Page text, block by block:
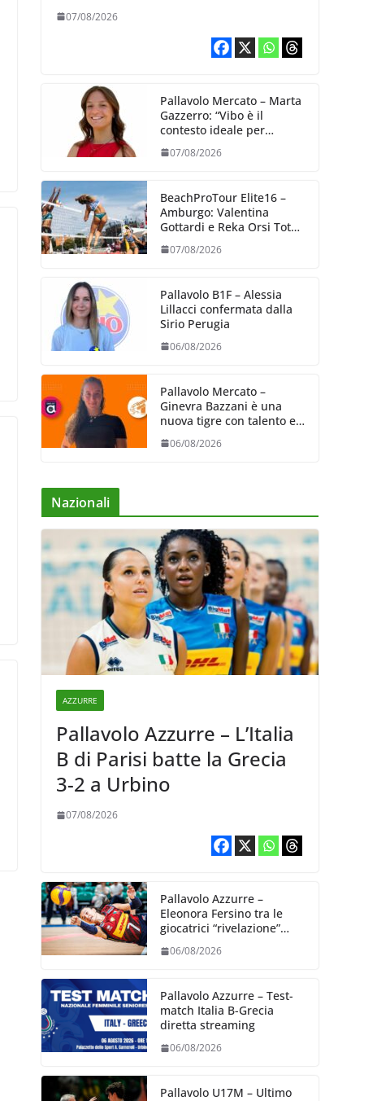
07/08/2026
Pallavolo Mercato – Marta
Gazzerro: “Vibo è il
contesto ideale per
crescere e mettermi alla
prova”
07/08/2026
BeachProTour Elite16 –
Amburgo: Valentina
Gottardi e Reka Orsi Toth
partenza lanciata
07/08/2026
Pallavolo B1F – Alessia
Lillacci confermata dalla
Sirio Perugia
06/08/2026
Pallavolo Mercato –
Ginevra Bazzani è una
nuova tigre con talento ed
entusiasmo
06/08/2026
Nazionali
AZZURRE
Pallavolo Azzurre – L’Italia
B di Parisi batte la Grecia
3-2 a Urbino
07/08/2026
Pallavolo Azzurre –
Eleonora Fersino tra le
giocatrici “rivelazione”
Volleyball World
06/08/2026
Pallavolo Azzurre – Test-
match Italia B-Grecia
diretta streaming
06/08/2026
Pallavolo U17M – Ultimo